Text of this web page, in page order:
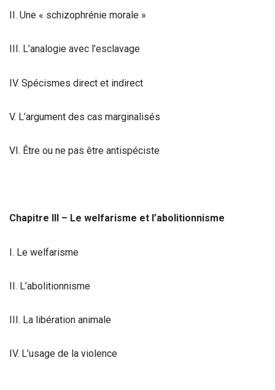
II. Une « schizophrénie morale »
III. L’analogie avec l’esclavage
IV. Spécismes direct et indirect
V. L’argument des cas marginalisés
VI. Être ou ne pas être antispéciste
Chapitre III – Le welfarisme et l’abolitionnisme
I. Le welfarisme
II. L’abolitionnisme
III. La libération animale
IV. L’usage de la violence